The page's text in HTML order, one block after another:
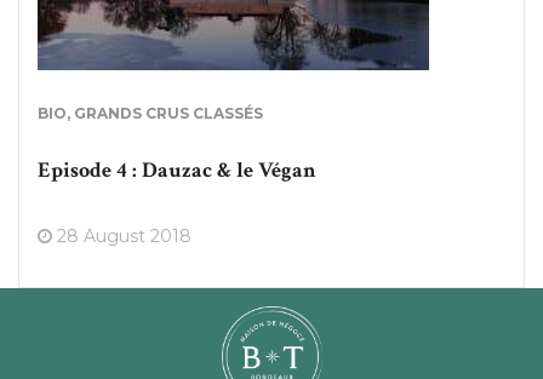
BIO, GRANDS CRUS CLASSÉS
Episode 4 : Dauzac & le Végan
28 August 2018